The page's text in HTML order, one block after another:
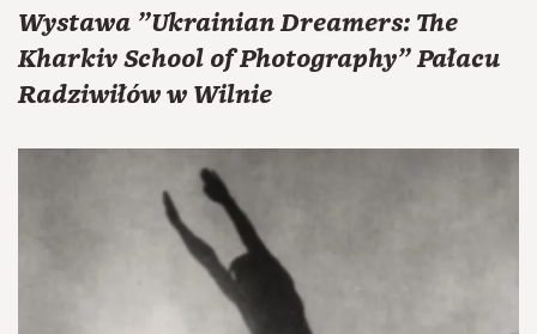
Wystawa "Ukrainian Dreamers: The
Kharkiv School of Photography" Pałacu
Radziwiłów w Wilnie